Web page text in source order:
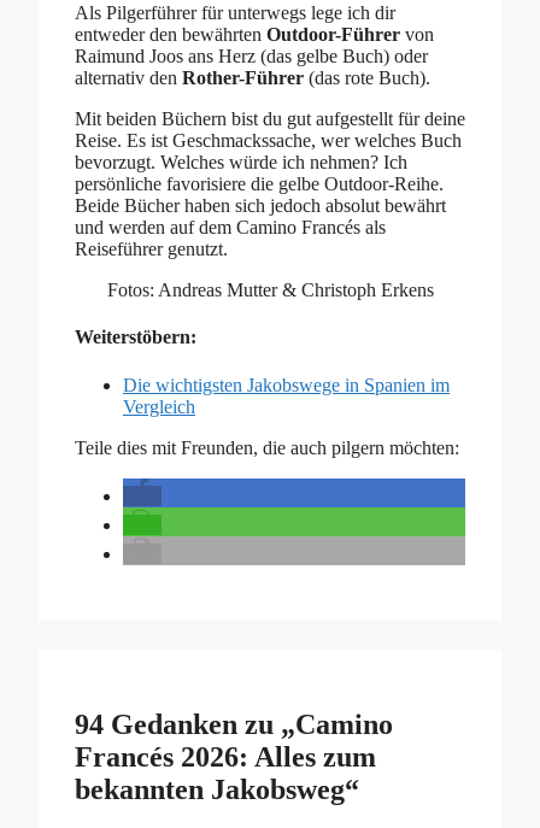
Als Pilgerführer für unterwegs lege ich dir
entweder den bewährten Outdoor-Führer von
Raimund Joos ans Herz (das gelbe Buch) oder
alternativ den Rother-Führer (das rote Buch).
Mit beiden Büchern bist du gut aufgestellt für deine
Reise. Es ist Geschmackssache, wer welches Buch
bevorzugt. Welches würde ich nehmen? Ich
persönliche favorisiere die gelbe Outdoor-Reihe.
Beide Bücher haben sich jedoch absolut bewährt
und werden auf dem Camino Francés als
Reiseführer genutzt.
Fotos: Andreas Mutter & Christoph Erkens
Weiterstöbern:
Die wichtigsten Jakobswege in Spanien im
Vergleich
Teile dies mit Freunden, die auch pilgern möchten:
94 Gedanken zu „Camino
Francés 2026: Alles zum
bekannten Jakobsweg“